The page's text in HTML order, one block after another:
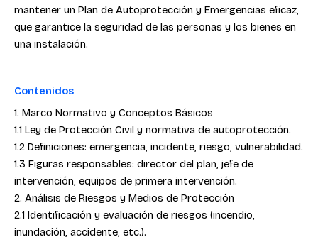
mantener un Plan de Autoprotección y Emergencias eficaz,
que garantice la seguridad de las personas y los bienes en
una instalación.
Contenidos
1. Marco Normativo y Conceptos Básicos
1.1 Ley de Protección Civil y normativa de autoprotección.
1.2 Definiciones: emergencia, incidente, riesgo, vulnerabilidad.
1.3 Figuras responsables: director del plan, jefe de
intervención, equipos de primera intervención.
2. Análisis de Riesgos y Medios de Protección
2.1 Identificación y evaluación de riesgos (incendio,
inundación, accidente, etc.).